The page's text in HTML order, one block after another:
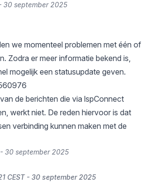
30 september 2025
we momenteel problemen met één of
Zodra er meer informatie bekend is,
mogelijk een statusupdate geven.
de berichten die via lspConnect
werkt niet. De reden hiervoor is dat
verbinding kunnen maken met de
30 september 2025
CEST - 30 september 2025